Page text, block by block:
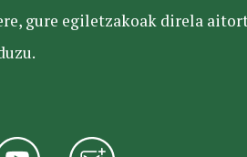
gure egiletzakoak direla